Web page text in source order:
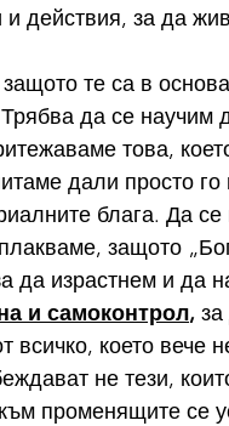
и действия, за да
защото те са в
Трябва да се
това,
дали просто
блага. Да
защото
да израстнем и да
и самоконтрол,
всичко, което вече
не тези,
променящите се